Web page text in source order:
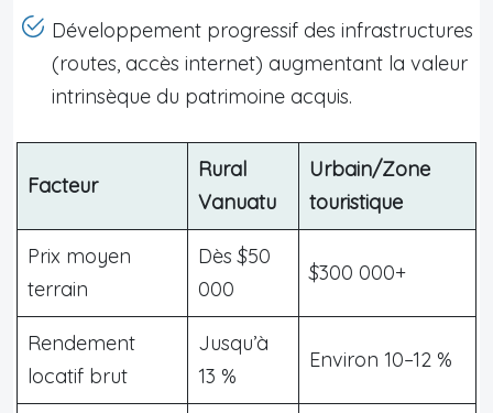
Développement progressif des infrastructures
(routes, accès internet) augmentant la valeur
intrinsèque du patrimoine acquis.
Facteur
Rural
Vanuatu
Urbain/Zone
touristique
Prix moyen
terrain
Dès $50
000
$300 000+
Rendement
locatif brut
Jusqu’à
13 %
Environ 10–12 %